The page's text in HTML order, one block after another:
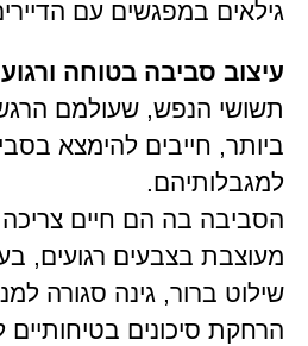
גילאים במפגשים עם
עיצוב סביבה בטוחה
תשושי הנפש, שעולמם הרגשי
ביותר, חייבים להימצא
למגבלותיהם.
הסביבה בה הם חיים צריכה
מעוצבת בצבעים רגועים,
שילוט ברור, גינה סגורה
הרחקת סיכונים בטיחותיים